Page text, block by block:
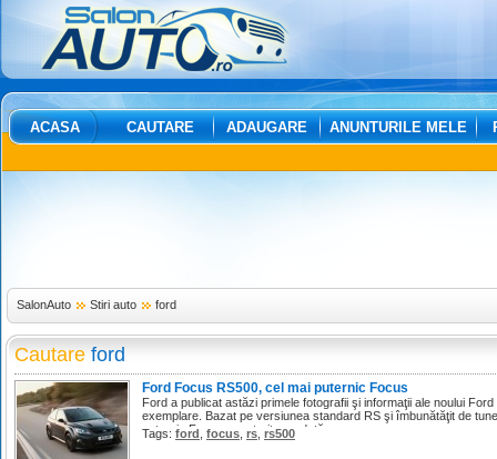
ACASA CAUTARE ADAUGARE ANUNTURILE MELE
SalonAuto Stiri auto ford
Cautare ford
Ford Focus RS500, cel mai puternic Focus
Ford a publicat astăzi primele fotografii şi informaţii ale noului
exemplare. Bazat pe versiunea standard RS şi îmbunătăţit de
puternic Focus construit vreodată.
Tags: ford focus rs rs500